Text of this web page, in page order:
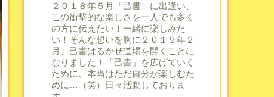
２０１８年５月「己書」に出逢い、
この衝撃的な楽しさを一人でも多く
の方に伝えたい！一緒に楽しみた
い！そんな想いを胸に２０１９年２
月、己書はるかぜ道場を開くことに
なりました！「己書」を広げていく
ために、本当はただ自分が楽しむた
めに…（笑）日々活動しておりま